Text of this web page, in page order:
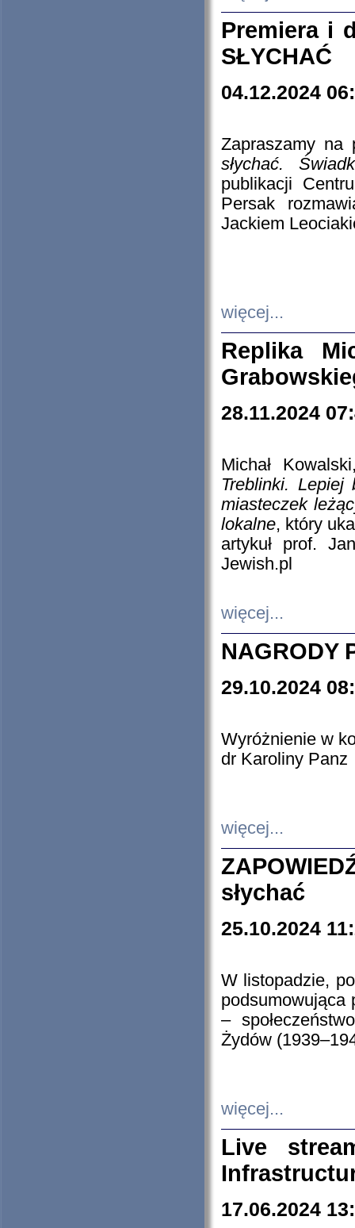
Premiera i
SŁYCHAĆ
04.12.2024
Zapraszamy
słychać.
publikacji
Persak
Jackiem
więcej...
Replika
28.11.2024
Michał
Treblinki. Lepiej
miasteczek
lokalne, który
artykuł prof.
Jewish.pl
więcej...
NAGRODY
29.10.2024
Wyróżnienie w
dr Karoliny Panz
więcej...
słychać
25.10.2024
W listopadzie,
podsumowująca
–
Żydów
więcej...
Live
17.06.2024